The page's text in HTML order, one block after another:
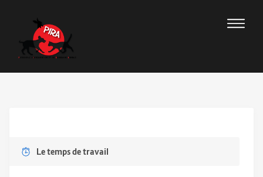
Le temps de travail